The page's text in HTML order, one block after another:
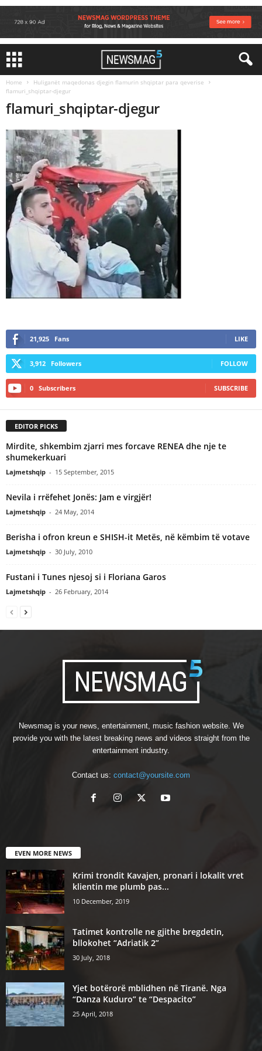
Home
Huliganët maqedonas djegin flamurin shqiptar para qeverise
flamuri_shqiptar-djegur
flamuri_shqiptar-djegur
21,925 Fans LIKE
3,912 Followers FOLLOW
0 Subscribers SUBSCRIBE
EDITOR PICKS
Mirdite, shkembim zjarri mes forcave RENEA dhe nje te
shumekerkuari
Lajmetshqip - 15 September, 2015
Nevila i rrëfehet Jonës: Jam e virgjër!
Lajmetshqip - 24 May, 2014
Berisha i ofron kreun e SHISH-it Metës, në këmbim të votave
Lajmetshqip - 30 July, 2010
Fustani i Tunes njesoj si i Floriana Garos
Lajmetshqip - 26 February, 2014
Newsmag is your news, entertainment, music fashion website. We
provide you with the latest breaking news and videos straight from the
entertainment industry.
Contact us: contact@yoursite.com
EVEN MORE NEWS
Krimi trondit Kavajen, pronari i lokalit vret
klientin me plumb pas...
10 December, 2019
Tatimet kontrolle ne gjithe bregdetin,
bllokohet “Adriatik 2”
30 July, 2018
Yjet botërorë mblidhen në Tiranë. Nga
“Danza Kuduro” te “Despacito”
25 April, 2018